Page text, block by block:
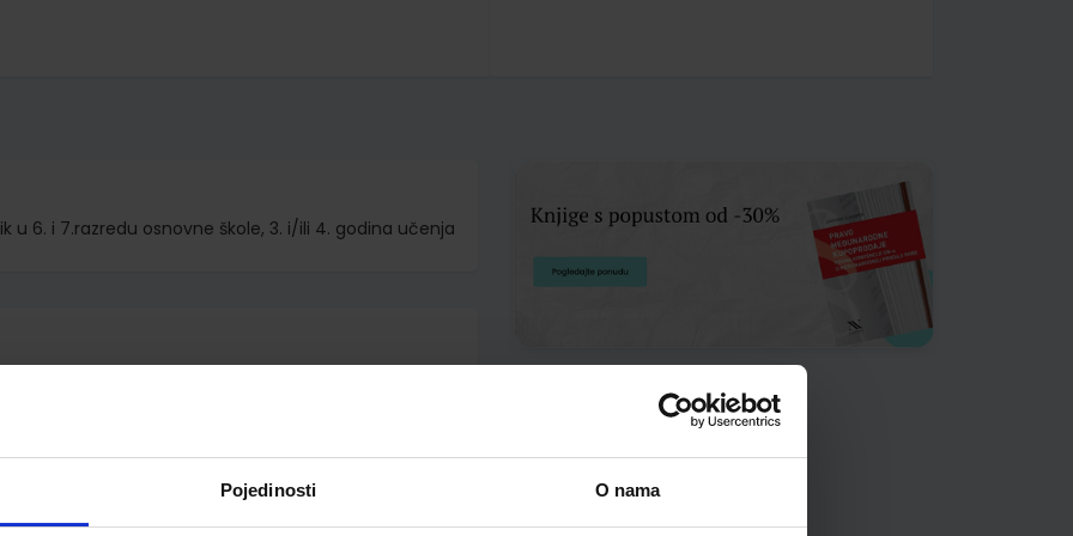
Pojedinosti O nama
u 6. i 7.razredu osnovne škole, 3. i/ili 4. godina učenja